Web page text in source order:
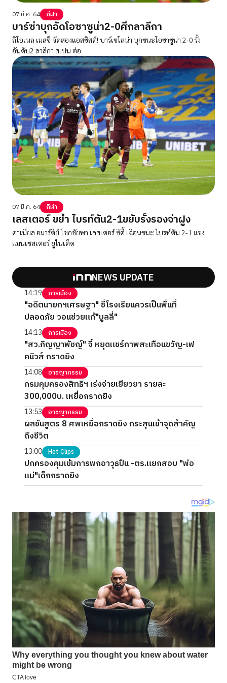
07 มี.ค. 64 กีฬา
บาร์ซ่าบุกอัดโอซาซูน่า2-0ศึกลาลีกา
ลิโอเนล เมสซี่ จัดสองแอสซิสต์! บาร์เซโลน่า บุกชนะโอซาซูน่า 2-0 รั้ง
อันดับ2 ลาลีกา สเปน ต่อ
07 มี.ค. 64 กีฬา
เลสเตอร์ ขย้ำ ไบรท์ตัน2-1ขยับรั้งรองจ่าฝูง
ดาเนี่ยล อมาร์ตีย์ โชกชัยพา เลสเตอร์ ซิตี้ เฉือนชนะ ไบรท์ตัน 2-1 แซง
แมนเชสเตอร์ ยูไนเต็ด
NEWS UPDATE
14:19 การเมือง
"อดีตนายกฯเศรษฐา" ชี้โรงเรียนควรเป็นพื้นที่
ปลอดภัย วอนช่วยแก้"บูลลี่"
14:13 การเมือง
"สว.ภิญญาพัชญ์" จี้ หยุดแชร์ภาพสะเทือนขวัญ-เฟ
คนิวส์ กราดยิง
14:08 อาชญากรรม
กรมคุมครองสิทธิฯ เร่งจ่ายเยียวยา รายละ
300,000บ. เหยื่อกราดยิง
13:53 อาชญากรรม
ผลชันสูตร 8 ศพเหยื่อกราดยิง กระสุนเข้าจุดสำคัญ
ถึงชีวิต
13:00 Hot Clips
ปกครองคุมเข้มการพกอาวุธปืน -ตร.แยกสอบ "พ่อ
แม่"เด็กกราดยิง